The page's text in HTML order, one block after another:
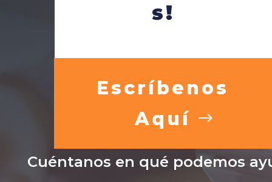
s!
Escríbenos
Aquí
Cuéntanos en qué podemos